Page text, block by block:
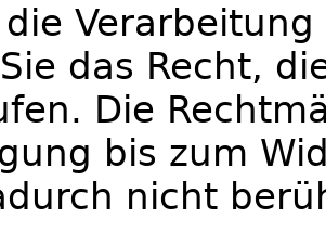
die
das Recht,
Die
bis zum
nicht